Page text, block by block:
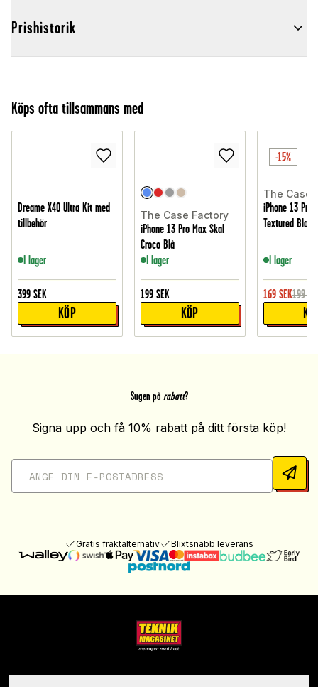
Prishistorik
Köps ofta tillsammans med
Dreame X40 Ultra Kit med
tillbehör
I lager
399 SEK
KÖP
The Case Factory
iPhone 13 Pro Max Skal
Croco Blå
I lager
199 SEK
KÖP
-15%
The Case
iPhone 13 Pro
Textured Black
I lager
169 SEK199
Sugen på rabatt?
Signa upp och få 10% rabatt på ditt första köp!
Gratis fraktalternativ Blixtsnabb leverans